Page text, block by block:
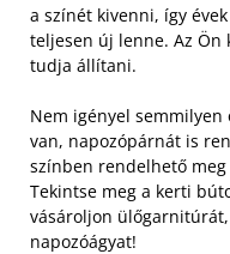
a színét kivenni, így
teljesen új lenne. Az Ön
tudja állítani.
Nem igényel semmilyen
van, napozópárnát is
színben rendelhető
Tekintse meg a kerti
vásároljon
napozóágyat!